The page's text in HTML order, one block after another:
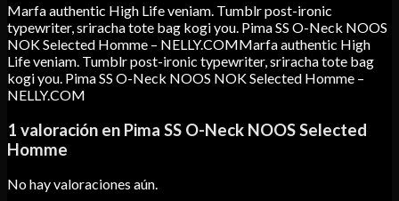
Marfa authentic High Life veniam. Tumblr post-ironic
typewriter, sriracha tote bag kogi you. Pima SS O-Neck NOOS
NOK Selected Homme – NELLY.COMMarfa authentic High
Life veniam. Tumblr post-ironic typewriter, sriracha tote bag
kogi you. Pima SS O-Neck NOOS NOK Selected Homme –
NELLY.COM
1 valoración en Pima SS O-Neck NOOS Selected
Homme
No hay valoraciones aún.